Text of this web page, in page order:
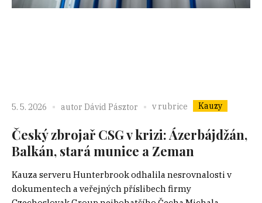
5. 5. 2026 autor Dávid Pásztor v rubrice Kauzy
Český zbrojař CSG v krizi: Ázerbájdžán,
Balkán, stará munice a Zeman
Kauza serveru Hunterbrook odhalila nesrovnalosti v
dokumentech a veřejných příslibech firmy